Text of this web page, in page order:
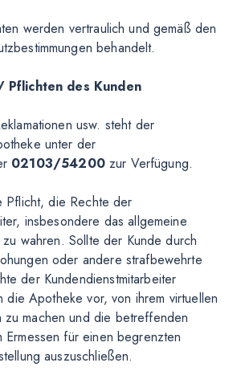
werden vertraulich und gemäß den
behandelt.
Pflichten des Kunden
usw. steht der
unter der
02103/54200zur Verfügung.
Pflicht, die Rechte der
insbesondere das allgemeine
wahren. Sollte der Kunde durch
oder andere strafbewehrte
der Kundendienstmitarbeiter
die Apotheke vor, von ihrem virtuellen
zu machen und die betreffenden
Ermessen für einen begrenzten
auszuschließen.